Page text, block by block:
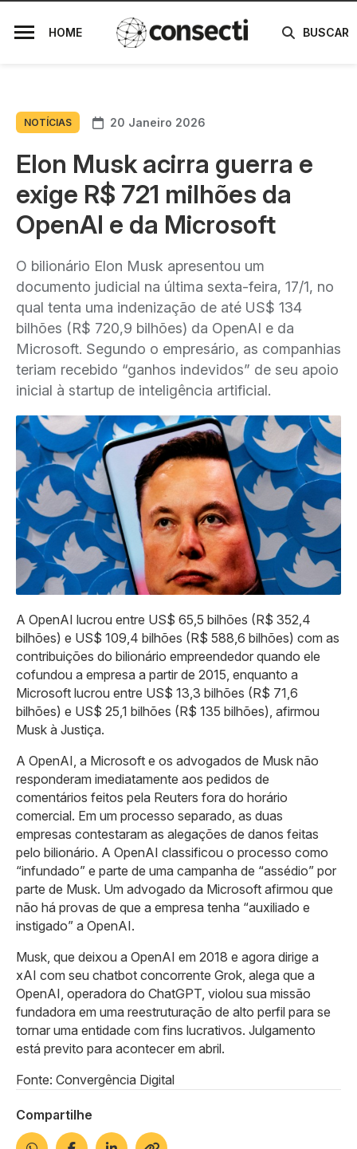
HOME BUSCAR
NOTÍCIAS 20 Janeiro 2026
Elon Musk acirra guerra e
exige R$ 721 milhões da
OpenAI e da Microsoft
O bilionário Elon Musk apresentou um
documento judicial na última sexta-feira, 17/1, no
qual tenta uma indenização de até US$ 134
bilhões (R$ 720,9 bilhões) da OpenAI e da
Microsoft. Segundo o empresário, as companhias
teriam recebido “ganhos indevidos” de seu apoio
inicial à startup de inteligência artificial.
A OpenAI lucrou entre US$ 65,5 bilhões (R$ 352,4
bilhões) e US$ 109,4 bilhões (R$ 588,6 bilhões) com as
contribuições do bilionário empreendedor quando ele
cofundou a empresa a partir de 2015, enquanto a
Microsoft lucrou entre US$ 13,3 bilhões (R$ 71,6
bilhões) e US$ 25,1 bilhões (R$ 135 bilhões), afirmou
Musk à Justiça.
A OpenAI, a Microsoft e os advogados de Musk não
responderam imediatamente aos pedidos de
comentários feitos pela Reuters fora do horário
comercial. Em um processo separado, as duas
empresas contestaram as alegações de danos feitas
pelo bilionário. A OpenAI classificou o processo como
“infundado” e parte de uma campanha de “assédio” por
parte de Musk. Um advogado da Microsoft afirmou que
não há provas de que a empresa tenha “auxiliado e
instigado” a OpenAI.
Musk, que deixou a OpenAI em 2018 e agora dirige a
xAI com seu chatbot concorrente Grok, alega que a
OpenAI, operadora do ChatGPT, violou sua missão
fundadora em uma reestruturação de alto perfil para se
tornar uma entidade com fins lucrativos. Julgamento
está previto para acontecer em abril.
Fonte: Convergência Digital
Compartilhe